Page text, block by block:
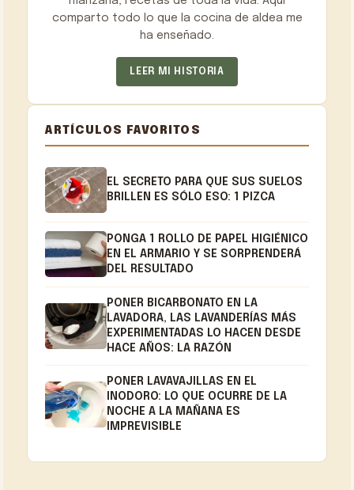
comparto todo lo que la cocina de aldea me
ha enseñado.
LEER MI HISTORIA
ARTÍCULOS FAVORITOS
EL SECRETO PARA QUE SUS SUELOS
BRILLEN ES SÓLO ESO: 1 PIZCA
PONGA 1 ROLLO DE PAPEL HIGIÉNICO
EN EL ARMARIO Y SE SORPRENDERÁ
DEL RESULTADO
PONER BICARBONATO EN LA
LAVADORA, LAS LAVANDERÍAS MÁS
EXPERIMENTADAS LO HACEN DESDE
HACE AÑOS: LA RAZÓN
PONER LAVAVAJILLAS EN EL
INODORO: LO QUE OCURRE DE LA
NOCHE A LA MAÑANA ES
IMPREVISIBLE